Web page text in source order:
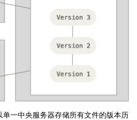
一中央服务器存储所有文件的版本历